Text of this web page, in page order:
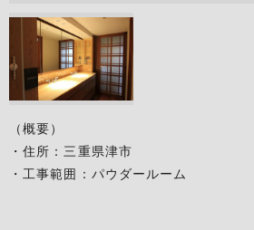
（概要）
・住所：三重県津市
・工事範囲：パウダールーム